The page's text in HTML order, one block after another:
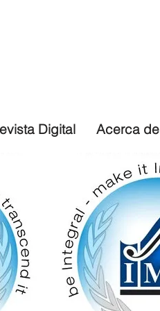
Digital Acerca de